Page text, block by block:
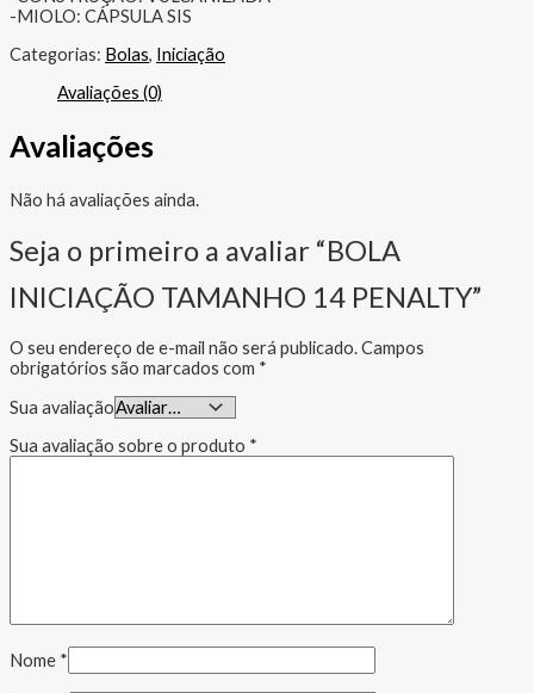
-MIOLO: CÁPSULA SIS
Categorias: Bolas, Iniciação
Avaliações (0)
Avaliações
Não há avaliações ainda.
Seja o primeiro a avaliar “BOLA
INICIAÇÃO TAMANHO 14 PENALTY”
O seu endereço de e-mail não será publicado.Campos
obrigatórios são marcados com *
Sua avaliação
Sua avaliação sobre o produto *
Nome *